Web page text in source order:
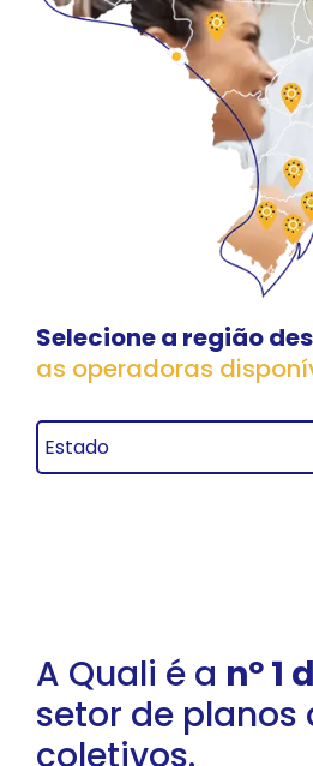
Selecione a região
as operadoras
A Quali é a nº 1
setor de planos
coletivos.